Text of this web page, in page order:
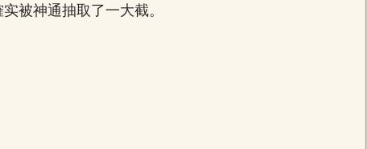
被神通抽取了一大截。